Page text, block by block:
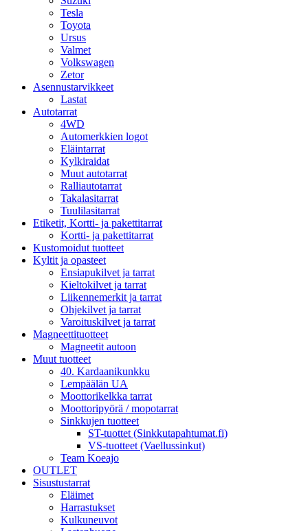
Tesla
Toyota
Ursus
Valmet
Volkswagen
Zetor
Asennustarvikkeet
Lastat
Autotarrat
4WD
Automerkkien logot
Eläintarrat
Kylkiraidat
Muut autotarrat
Ralliautotarrat
Takalasitarrat
Tuulilasitarrat
Etiketit, Kortti- ja pakettitarrat
Kortti- ja pakettitarrat
Kustomoidut tuotteet
Kyltit ja opasteet
Ensiapukilvet ja tarrat
Kieltokilvet ja tarrat
Liikennemerkit ja tarrat
Ohjekilvet ja tarrat
Varoituskilvet ja tarrat
Magneettituotteet
Magneetit autoon
Muut tuotteet
40. Kardaanikunkku
Lempäälän UA
Moottorikelkka tarrat
Moottoripyörä / mopotarrat
Sinkkujen tuotteet
ST-tuottet (Sinkkutapahtumat.fi)
VS-tuotteet (Vaellussinkut)
Team Koeajo
OUTLET
Sisustustarrat
Eläimet
Harrastukset
Kulkuneuvot